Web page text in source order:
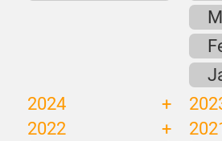
2024
Dezember
2022